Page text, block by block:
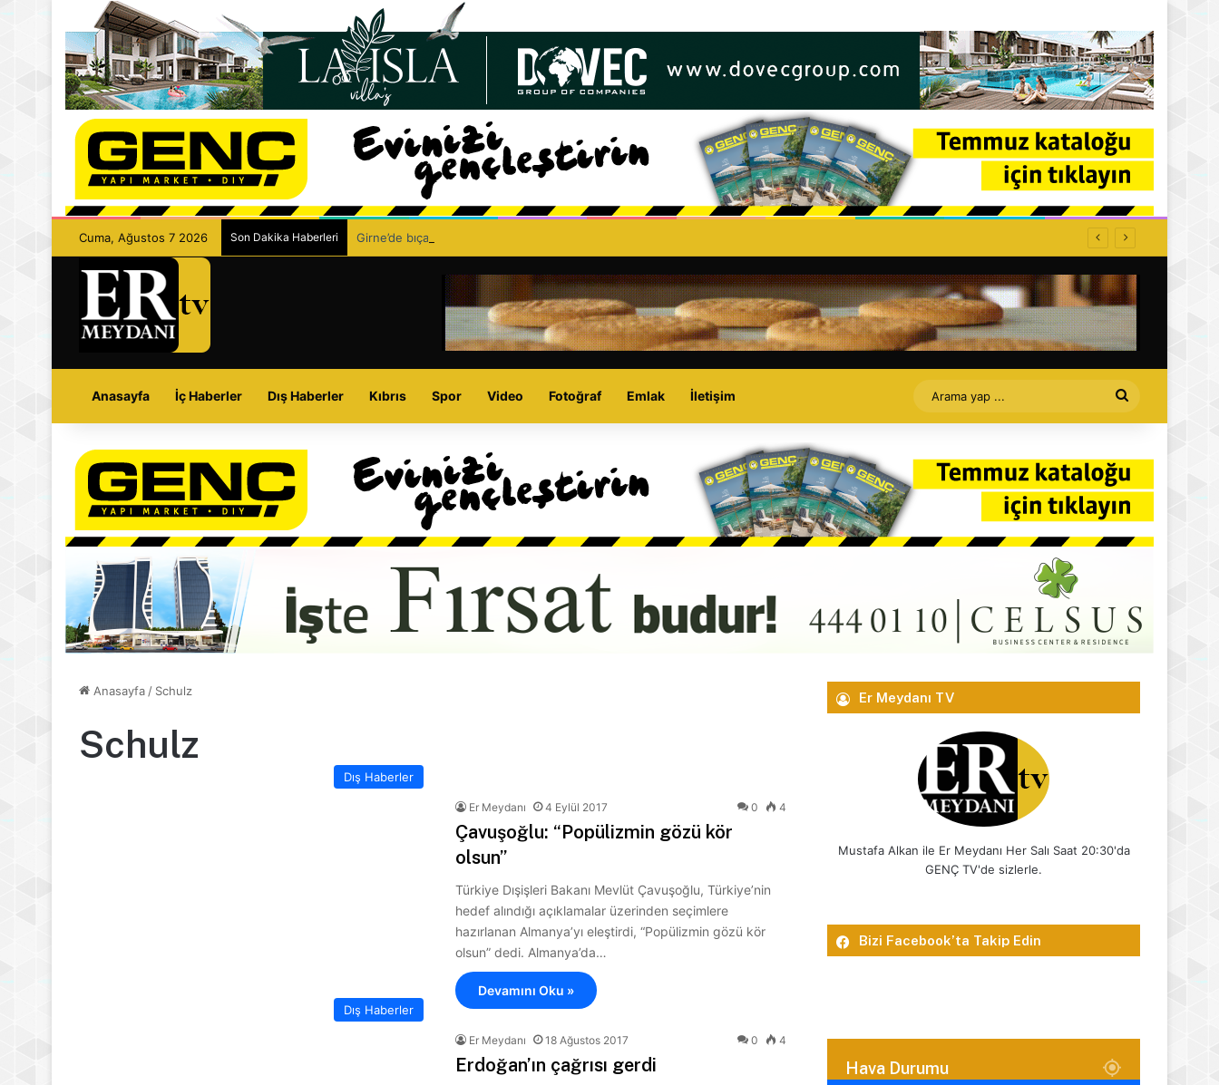
Cuma, Ağustos 7 2026 Son Dakika Haberleri Girne’de bıçaklı kavga can aldı: 40 yaşındaki adam yaşamını yitirdi
Anasayfa İç Haberler Dış Haberler Kıbrıs Spor Video Fotoğraf Emlak İletişim
Arama
yap
...
Anasayfa/ Schulz
Schulz
Dış Haberler
Er Meydanı 4 Eylül 2017 0 4
Çavuşoğlu: “Popülizmin gözü kör
olsun”
Türkiye Dışişleri Bakanı Mevlüt Çavuşoğlu, Türkiye’nin
hedef alındığı açıklamalar üzerinden seçimlere
hazırlanan Almanya’yı eleştirdi, “Popülizmin gözü kör
olsun” dedi. Almanya’da…
Devamını Oku »
Dış Haberler
Er Meydanı 18 Ağustos 2017 0 4
Erdoğan’ın çağrısı gerdi
Er Meydanı TV
Mustafa Alkan ile Er Meydanı Her Salı Saat 20:30'da
GENÇ TV'de sizlerle.
Bizi Facebook’ta Takip Edin
Hava Durumu